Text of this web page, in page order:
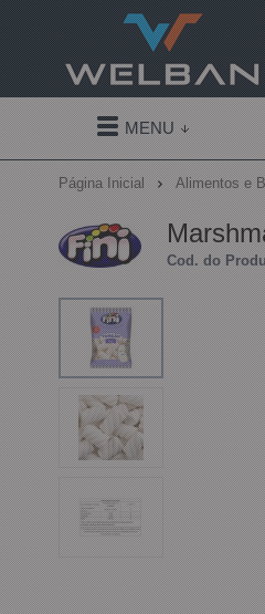
MENU
Página Inicial Alimentos e
Cod. do